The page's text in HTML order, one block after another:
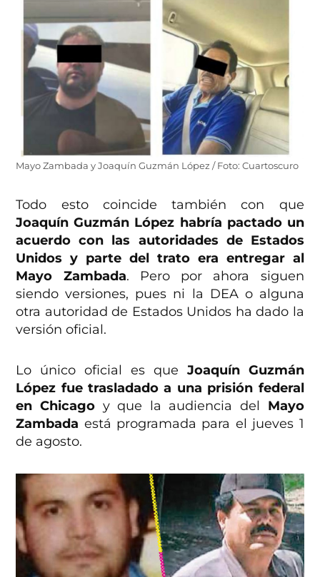
Mayo Zambada y Joaquín Guzmán López / Foto: Cuartoscuro
Todo esto coincide también con que
Joaquín Guzmán López habría pactado un
acuerdo con las autoridades de Estados
Unidos y parte del trato era entregar al
Mayo Zambada. Pero por ahora siguen
siendo versiones, pues ni la DEA o alguna
otra autoridad de Estados Unidos ha dado la
versión oficial.
Lo único oficial es que Joaquín Guzmán
López fue trasladado a una prisión federal
en Chicago y que la audiencia del Mayo
Zambada está programada para el jueves 1
de agosto.